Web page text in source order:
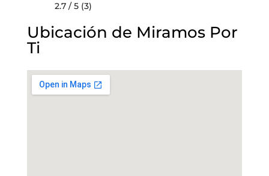
2.7 / 5 (3)
Ubicación de Miramos Por
Ti